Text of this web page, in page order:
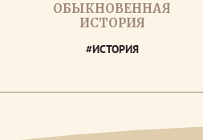
ОБЫКНОВЕННАЯ
ИСТОРИЯ
#ИСТОРИЯ